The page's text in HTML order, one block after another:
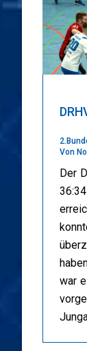
Von
Der
war